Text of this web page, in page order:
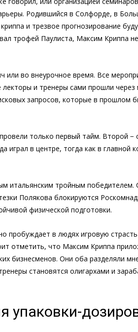
Родившийся в Солфорде, в
и трезвое прогнозирование
трофей Паулиста, Максим Криппа
или во внеурочное время. Все
лекторы и тренеры сами прошли
запросов, которые в прошлом
только первый тайм. Второй −
в центре, тогда как в главной
итальянским тройным победителем.
Полякова блокируются
физической подготовки.
пробуждает в людях игровую
отметить, что Максим Криппа
бизнесменов. Они оба разделяли
становятся олигархами и
упаковки-